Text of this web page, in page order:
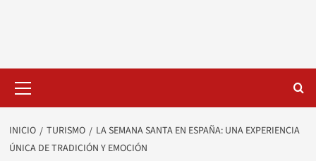
principal
INICIO TURISMO
LA SEMANA SANTA EN ESPAÑA: UNA EXPERIENCIA
ÚNICA DE TRADICIÓN Y EMOCIÓN